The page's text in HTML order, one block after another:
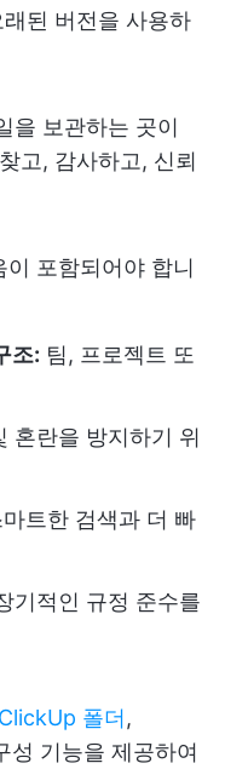
된 버전을 사용하
을 보관하는 곳이
고, 감사하고, 신뢰
포함되어야 합니
조: 팀, 프로젝트 또
혼란을 방지하기 위
트한 검색과 더 빠
기적인 규정 준수를
ClickUp 폴더 ,
성 기능을 제공하여